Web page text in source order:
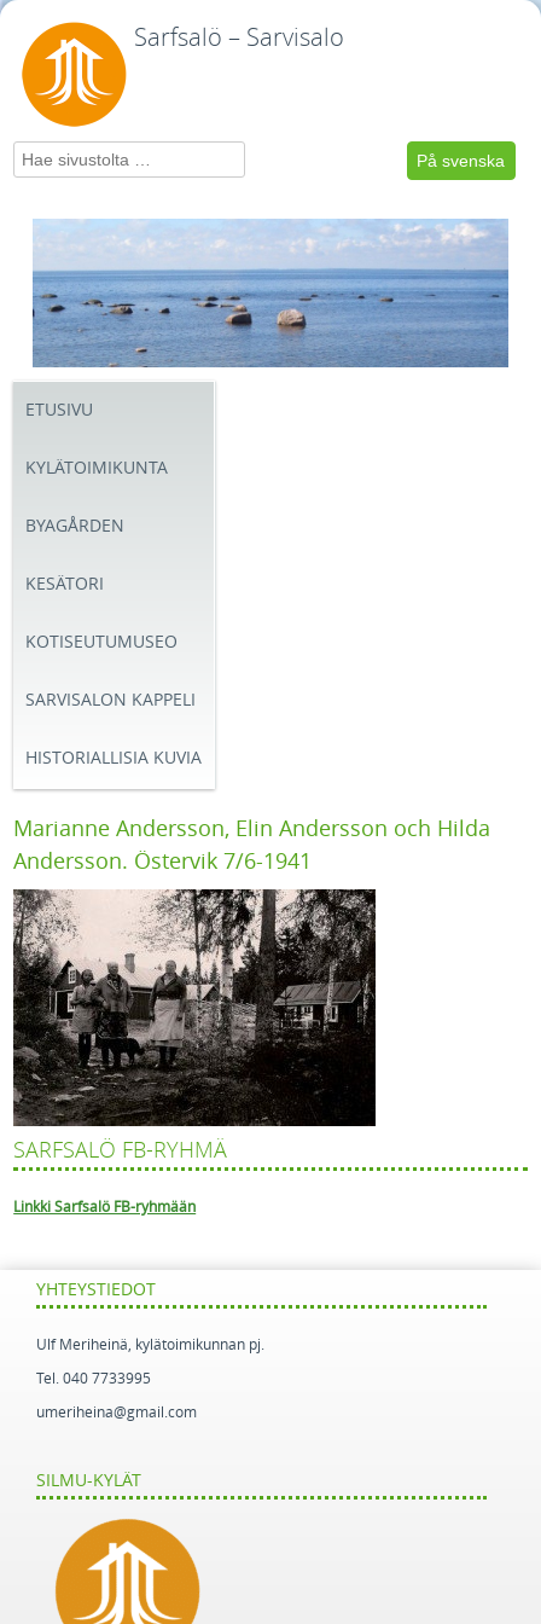
Sarfsalö – Sarvisalo
På svenska
Hae
ETUSIVU
KYLÄTOIMIKUNTA
BYAGÅRDEN
KESÄTORI
KOTISEUTUMUSEO
SARVISALON KAPPELI
HISTORIALLISIA KUVIA
Marianne Andersson, Elin Andersson och Hilda
Andersson. Östervik 7/6-1941
SARFSALÖ FB-RYHMÄ
Linkki Sarfsalö FB-ryhmään
YHTEYSTIEDOT
Ulf Meriheinä, kylätoimikunnan pj.
Tel. 040 7733995
umeriheina@gmail.com
SILMU-KYLÄT